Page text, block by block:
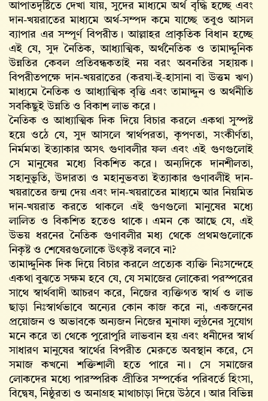
আপাতদৃষ্টিতে দেখা যায়, সুদের মাধ্যমে অর্থ বৃদ্ধি হচ্ছে এবং
দান-খয়রাতের মাধ্যমে অর্থ-সম্পদ কমে যাচ্ছে তবুও আসল
ব্যাপার এর সম্পূর্ণ বিপরীত। আল্লাহর প্রাকৃতিক বিধান হচ্ছে
এই যে, সুদ নৈতিক, আধ্যাত্মিক, অর্থনৈতিক ও তামাদ্দুনিক
উন্নতির কেবল প্রতিবন্ধকতাই নয় বরং অবনতির সহায়ক।
বিপরীতপক্ষে দান-খয়রাতের (করযা-ই-হাসানা বা উত্তম ঋণ)
মাধ্যমে নৈতিক ও আধ্যাত্মিক বৃত্তি এবং তামাদ্দুন ও অর্থনীতি
সবকিছুই উন্নতি ও বিকাশ লাভ করে।
নৈতিক ও আধ্যাত্মিক দিক দিয়ে বিচার করলে একথা সুস্পষ্ট
হয়ে ওঠে যে, সুদ আসলে স্বার্থপরতা, কৃপণতা, সংকীর্ণতা,
নির্মমতা ইত্যাকার অসৎ গুণাবলীর ফল এবং এই গুণগুলোই
সে মানুষের মধ্যে বিকশিত করে। অন্যদিকে দানশীলতা,
সহানুভূতি, উদারতা ও মহানুভবতা ইত্যাকার গুণাবলীই দান-
খয়রাতের জন্ম দেয় এবং দান-খয়রাতের মাধ্যমে আর নিয়মিত
দান-খয়রাত করতে থাকলে এই গুণগুলো মানুষের মধ্যে
লালিত ও বিকশিত হতেও থাকে। এমন কে আছে যে, এই
উভয় ধরনের নৈতিক গুণাবলীর মধ্য থেকে প্রথমগুলোকে
নিকৃষ্ট ও শেষেরগুলোকে উৎকৃষ্ট বলবে না?
তামাদ্দুনিক দিক দিয়ে বিচার করলে প্রত্যেক ব্যক্তি নিঃসন্দেহে
একথা বুঝতে সক্ষম হবে যে, যে সমাজের লোকেরা পরস্পরের
সাথে স্বার্থবাদী আচরণ করে, নিজের ব্যক্তিগত স্বার্থ ও লাভ
ছাড়া নিঃস্বার্থভাবে অন্যের কোন কাজ করে না, একজনের
প্রয়োজন ও অভাবকে অন্যজন নিজের মুনাফা লুন্ঠনের সুযোগ
মনে করে তা থেকে পুরোপুরি লাভবান হয় এবং ধনীদের স্বার্থ
সাধারণ মানুষের স্বার্থের বিপরীত মেরুতে অবস্থান করে, সে
সমাজ কখনো শক্তিশালী হতে পারে না। সে সমাজের
লোকদের মধ্যে পারস্পরিক প্রীতির সম্পর্কের পরিবর্তে হিংসা,
বিদ্বেষ, নিষ্ঠুরতা ও অনাগ্রহ মাথাচাড়া দিয়ে উঠবে। আর বিভিন্ন